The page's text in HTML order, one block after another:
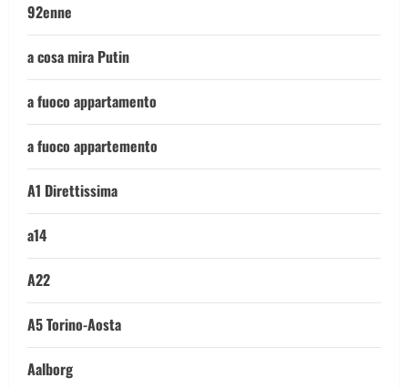
92enne
a cosa mira Putin
a fuoco appartamento
a fuoco appartemento
A1 Direttissima
a14
A22
A5 Torino-Aosta
Aalborg